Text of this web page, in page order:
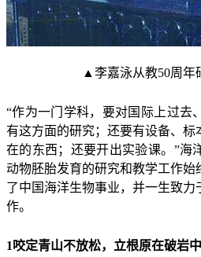
▲李嘉泳从教50周年
“作为一门学科，要对国际上过去
有这方面的研究；还要有设备、标
在的东西；还要开出实验课。”海
动物胚胎发育的研究和教学工作始
了中国海洋生物事业，并一生致
作。
1咬定青山不放松，立根原在破岩中